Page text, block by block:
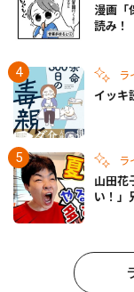
漫画「
読み！
ラ
イッキ
ラ
山田花
い！」